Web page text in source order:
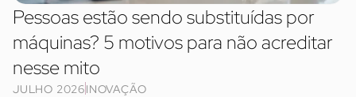
Pessoas estão sendo substituídas por
máquinas? 5 motivos para não acreditar
nesse mito
JULHO 2026INOVAÇÃO